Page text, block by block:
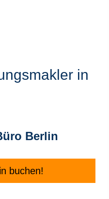
in
Berlin
buchen!